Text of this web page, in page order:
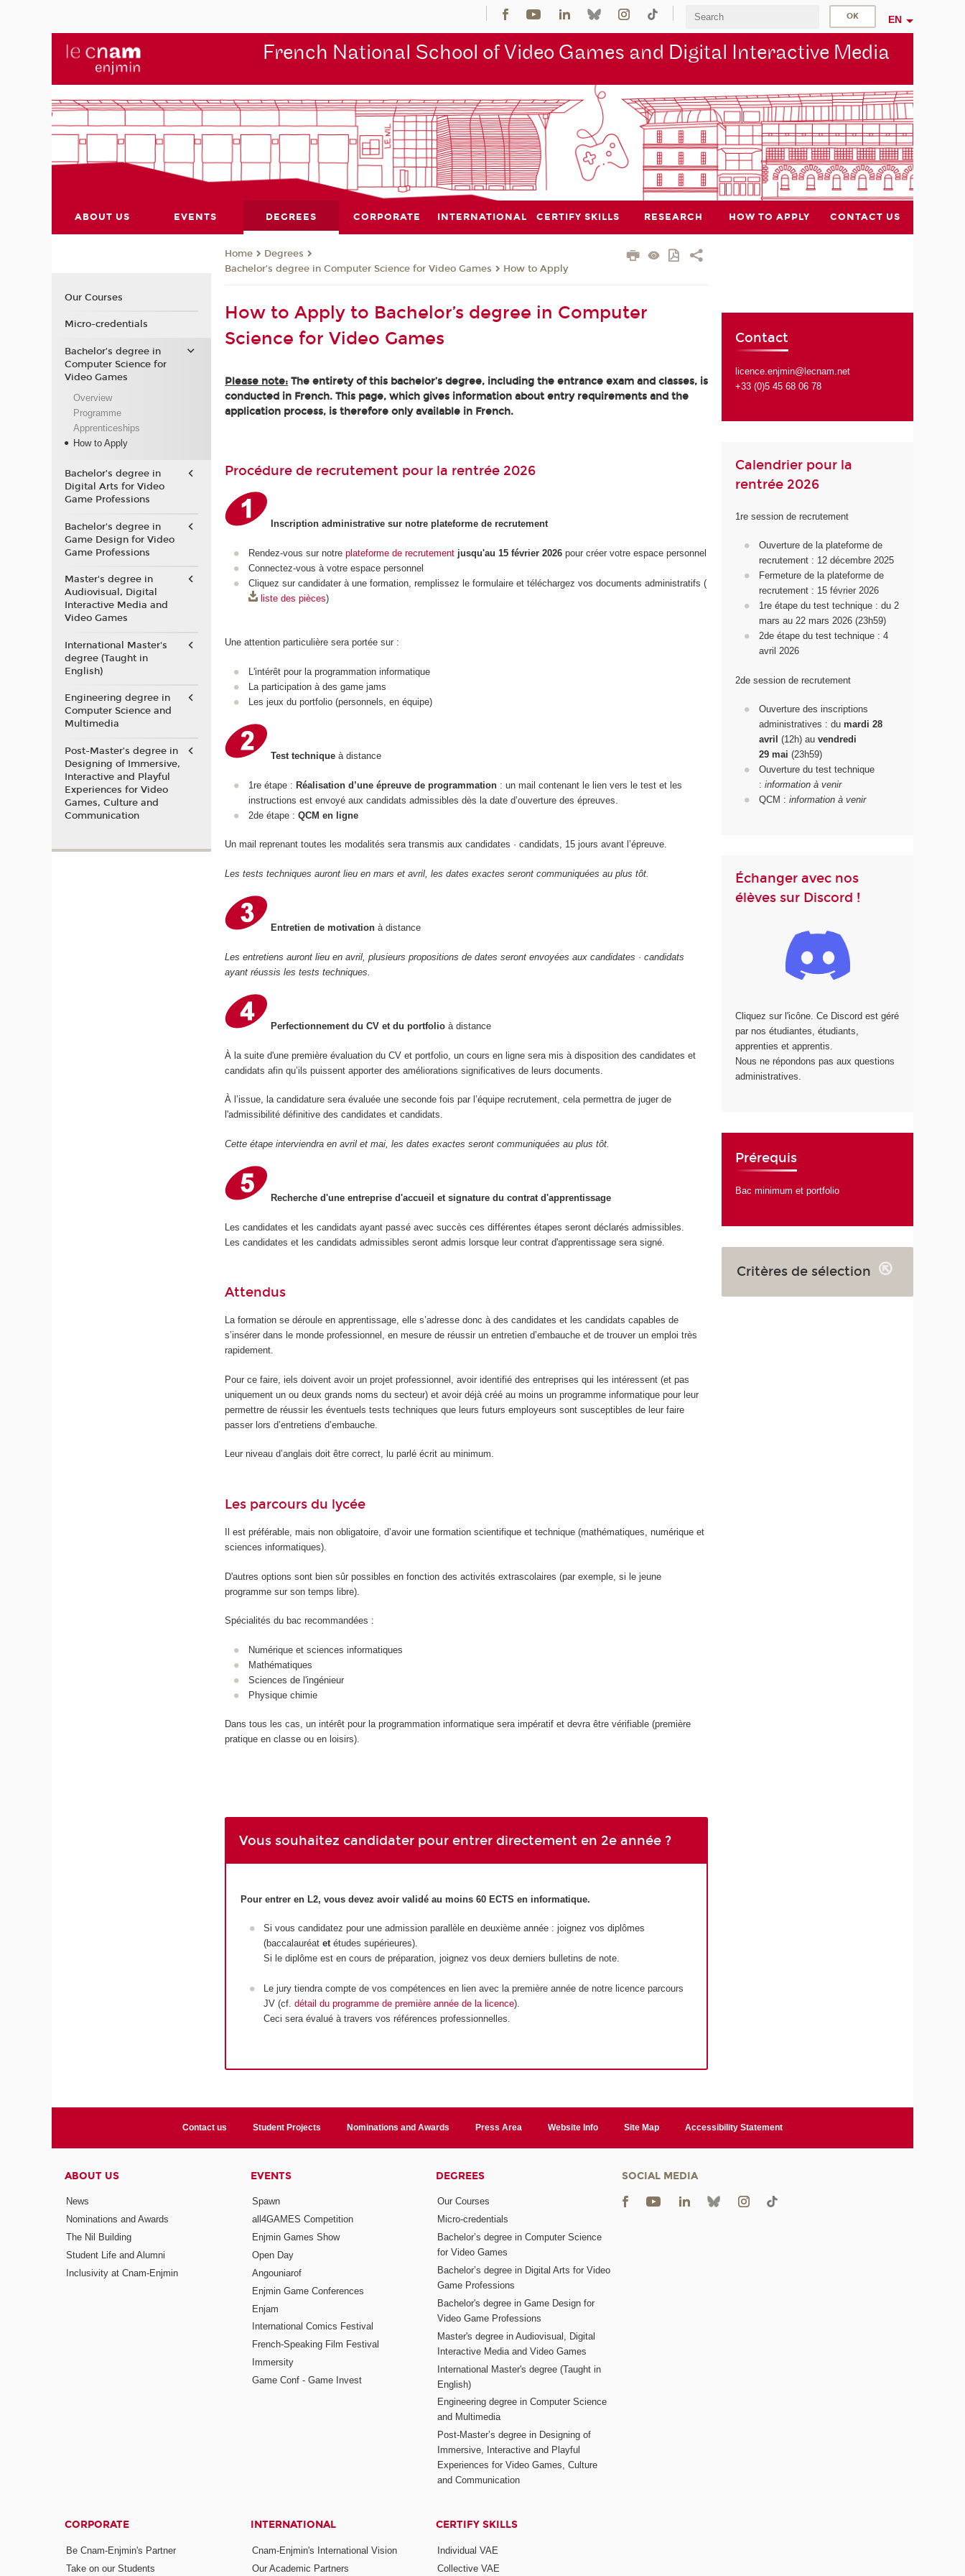
EN
French National School of Video Games and Digital Interactive Media
ABOUT US EVENTS DEGREES CORPORATE INTERNATIONAL CERTIFY SKILLS RESEARCH HOW TO APPLY CONTACT US
Home
Degrees
Bachelor’s degree in Computer Science for Video Games
How to Apply
How to Apply to Bachelor’s degree in Computer
Science for Video Games
Please note: The entirety of this bachelor’s degree, including the entrance exam and classes, is
conducted in French. This page, which gives information about entry requirements and the
application process, is therefore only available in French.
Procédure de recrutement pour la rentrée 2026
Inscription administrative sur notre plateforme de recrutement
Rendez-vous sur notre plateforme de recrutement jusqu'au 15 février 2026 pour créer votre espace personnel
Connectez-vous à votre espace personnel
Cliquez sur candidater à une formation, remplissez le formulaire et téléchargez vos documents administratifs (
liste des pièces)
Une attention particulière sera portée sur :
L'intérêt pour la programmation informatique
La participation à des game jams
Les jeux du portfolio (personnels, en équipe)
Test techniqueà distance
1re étape : Réalisation d’une épreuve de programmation : un mail contenant le lien vers le test et les
instructions est envoyé aux candidats admissibles dès la date d’ouverture des épreuves.
2de étape : QCM en ligne
Un mail reprenant toutes les modalités sera transmis aux candidates · candidats, 15 jours avant l’épreuve.
Les tests techniques auront lieu en mars et avril, les dates exactes seront communiquées au plus tôt.
Entretien de motivation à distance
Les entretiens auront lieu en avril, plusieurs propositions de dates seront envoyées aux candidates · candidats
ayant réussis les tests techniques.
Perfectionnement du CV et du portfolio à distance
À la suite d'une première évaluation du CV et portfolio, un cours en ligne sera mis à disposition des candidates et
candidats afin qu’ils puissent apporter des améliorations significatives de leurs documents.
À l’issue, la candidature sera évaluée une seconde fois par l’équipe recrutement, cela permettra de juger de
l'admissibilité définitive des candidates et candidats.
Cette étape interviendra en avril et mai, les dates exactes seront communiquées au plus tôt.
Recherche d'une entreprise d'accueil et signature du contrat d'apprentissage
Les candidates et les candidats ayant passé avec succès ces différentes étapes seront déclarés admissibles.
Les candidates et les candidats admissibles seront admis lorsque leur contrat d'apprentissage sera signé.
Attendus
La formation se déroule en apprentissage, elle s’adresse donc à des candidates et les candidats capables de
s’insérer dans le monde professionnel, en mesure de réussir un entretien d’embauche et de trouver un emploi très
rapidement.
Pour ce faire, iels doivent avoir un projet professionnel, avoir identifié des entreprises qui les intéressent (et pas
uniquement un ou deux grands noms du secteur) et avoir déjà créé au moins un programme informatique pour leur
permettre de réussir les éventuels tests techniques que leurs futurs employeurs sont susceptibles de leur faire
passer lors d’entretiens d’embauche.
Leur niveau d’anglais doit être correct, lu parlé écrit au minimum.
Les parcours du lycée
Il est préférable, mais non obligatoire, d’avoir une formation scientifique et technique (mathématiques, numérique et
sciences informatiques).
D'autres options sont bien sûr possibles en fonction des activités extrascolaires (par exemple, si le jeune
programme sur son temps libre).
Spécialités du bac recommandées :
Numérique et sciences informatiques
Mathématiques
Sciences de l'ingénieur
Physique chimie
Dans tous les cas, un intérêt pour la programmation informatique sera impératif et devra être vérifiable (première
pratique en classe ou en loisirs).
Vous souhaitez candidater pour entrer directement en 2e année ?
Pour entrer en L2, vous devez avoir validé au moins 60 ECTS en informatique.
Si vous candidatez pour une admission parallèle en deuxième année : joignez vos diplômes
(baccalauréatetétudes supérieures).
Si le diplôme est en cours de préparation, joignez vos deux derniers bulletins de note.
Le jury tiendra compte de vos compétences en lien avec la première année de notre licence parcours
JV (cf.détail du programme de première année de la licence).
Ceci sera évalué à travers vos références professionnelles.
Contact
licence.enjmin@lecnam.net
+33 (0)5 45 68 06 78
Calendrier pour la
rentrée 2026
1re session de recrutement
Ouverture de la plateforme de
recrutement : 12 décembre 2025
Fermeture de la plateforme de
recrutement : 15 février 2026
1reétape du test technique : du 2
mars au 22 mars 2026 (23h59)
2deétape du test technique : 4
avril 2026
2de session de recrutement
Ouverture des inscriptions
administratives : du mardi 28
avril (12h) au vendredi
29 mai (23h59)
Ouverture du test technique
: information à venir
QCM : information à venir
Échanger avec nos
élèves sur Discord !
Cliquez sur l'icône. Ce Discord est géré
par nos étudiantes, étudiants,
apprenties et apprentis.
Nous ne répondons pas aux questions
administratives.
Prérequis
Bac minimum et portfolio
Critères de sélection
Our Courses
Micro-credentials
Bachelor’s degree in
Computer Science for
Video Games
Overview
Programme
Apprenticeships
How to Apply
Bachelor’s degree in
Digital Arts for Video
Game Professions
Bachelor's degree in
Game Design for Video
Game Professions
Master's degree in
Audiovisual, Digital
Interactive Media and
Video Games
International Master's
degree (Taught in
English)
Engineering degree in
Computer Science and
Multimedia
Post-Master’s degree in
Designing of Immersive,
Interactive and Playful
Experiences for Video
Games, Culture and
Communication
Contact us Student Projects Nominations and Awards Press Area Website Info Site Map Accessibility Statement
ABOUT US
News
Nominations and Awards
The Nil Building
Student Life and Alumni
Inclusivity at Cnam-Enjmin
EVENTS
Spawn
all4GAMES Competition
Enjmin Games Show
Open Day
Angouniarof
Enjmin Game Conferences
Enjam
International Comics Festival
French-Speaking Film Festival
Immersity
Game Conf - Game Invest
DEGREES
Our Courses
Micro-credentials
Bachelor’s degree in Computer Science
for Video Games
Bachelor’s degree in Digital Arts for Video
Game Professions
Bachelor's degree in Game Design for
Video Game Professions
Master's degree in Audiovisual, Digital
Interactive Media and Video Games
International Master's degree (Taught in
English)
Engineering degree in Computer Science
and Multimedia
Post-Master’s degree in Designing of
Immersive, Interactive and Playful
Experiences for Video Games, Culture
and Communication
CORPORATE
Be Cnam-Enjmin's Partner
Take on our Students
INTERNATIONAL
Cnam-Enjmin's International Vision
Our Academic Partners
CERTIFY SKILLS
Individual VAE
Collective VAE
SOCIAL MEDIA